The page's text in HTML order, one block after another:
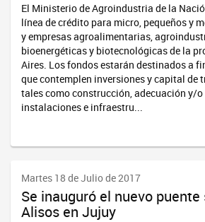
El Ministerio de Agroindustria de la
línea de crédito para micro, pequeños y
y empresas agroalimentarias,
bioenergéticas y biotecnológicas de la
Aires. Los fondos estarán destinados a
que contemplen inversiones y capital de
tales como construcción, adecuación y/
instalaciones e infraestru...
Martes 18 de Julio de 2017
Se inauguró el nuevo
Alisos en Jujuy